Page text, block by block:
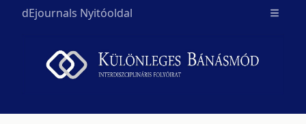
dEjournals Nyitóoldal Open